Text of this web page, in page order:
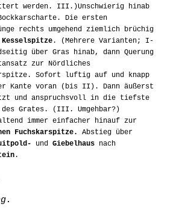
werden. III.)Unschwierig hinab
Die ersten
rechts umgehend ziemlich brüchig
Kesselspitze. (Mehrere Varianten; I-
über Gras hinab, dann Querung
zur Nördliches
Sofort luftig auf und knapp
Kante voran (bis II). Dann äußerst
und anspruchsvoll in die tiefste
des Grates. (III. Umgehbar?)
immer einfacher hinauf zur
Fuchskarspitze. Abstieg über
und Giebelhaus nach
.